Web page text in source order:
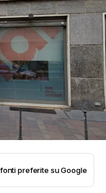
preferite su Google